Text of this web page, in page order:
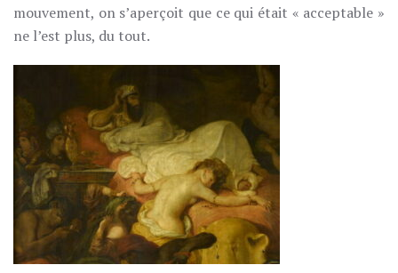
mouvement, on s’aperçoit que ce qui était « acceptable »
ne l’est plus, du tout.